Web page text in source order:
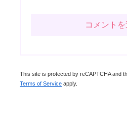
This site is protected by reCAPTCHA and
Terms of Service apply.